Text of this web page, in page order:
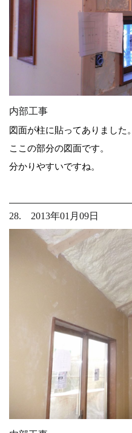
内部工事
図面が柱に貼ってありました。
ここの部分の図面です。
分かりやすいですね。
28. 2013年01月09日